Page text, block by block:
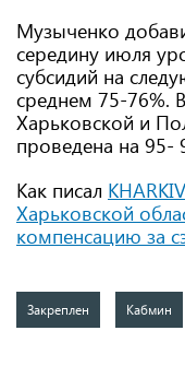
Музыченко
середину июля
субсидий на
среднем 75-76%.
Харьковской и
проведена на 95-
Как писал
Харьковской
компенсацию за
Закреплен Кабмин